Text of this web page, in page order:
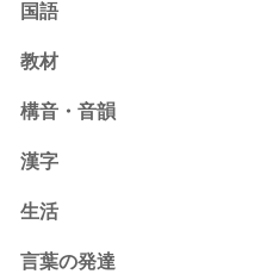
国語
教材
構音・音韻
漢字
生活
言葉の発達